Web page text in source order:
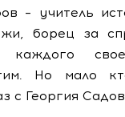
– учитель
борец за
Но мало
с Георгия